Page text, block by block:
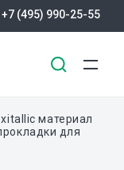
+7 (495) 990-25-55
материал
для